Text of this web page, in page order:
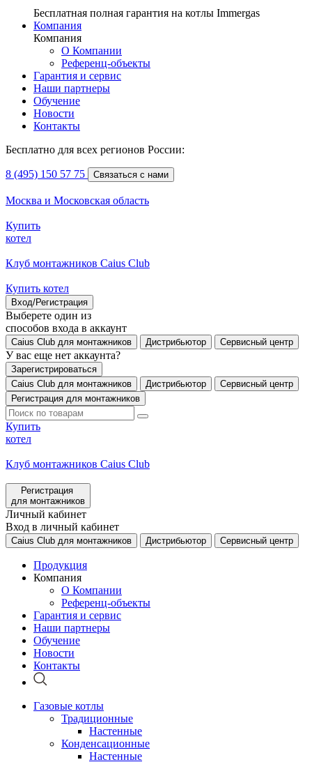
Бесплатная полная гарантия на котлы Immergas
Компания
Компания
О Компании
Референц-объекты
Гарантия и сервис
Наши партнеры
Обучение
Новости
Контакты
Бесплатно для всех регионов России:
8 (495) 150 57 75 Связаться с нами
Москва и Московская область
Купить
котел
Клуб монтажников Caius Club
Купить котел
Вход/Регистрация
Выберете один из
способов входа в аккаунт
Caius Club для монтажников Дистрибьютор Сервисный центр
У вас еще нет аккаунта?
Зарегистрироваться
Caius Club для монтажников
Дистрибьютор
Сервисный центр
Регистрация для монтажников
Купить
котел
Клуб монтажников Caius Club
Регистрация
для монтажников
Личный кабинет
Вход в личный кабинет
Caius Club для монтажников Дистрибьютор Сервисный центр
Продукция
Компания
О Компании
Референц-объекты
Гарантия и сервис
Наши партнеры
Обучение
Новости
Контакты
Газовые котлы
Традиционные
Настенные
Конденсационные
Настенные